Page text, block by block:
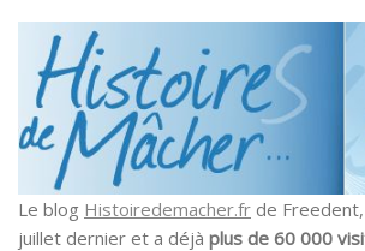
Le blog Histoiredemacher.fr de
juillet dernier et a déjà plus de 60 000